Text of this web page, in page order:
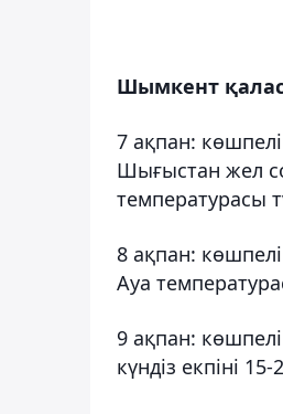
Шымкент
7 ақпан:
Шығыстан жел
температурасы
8 ақпан:
Ауа
9 ақпан:
күндіз екпіні